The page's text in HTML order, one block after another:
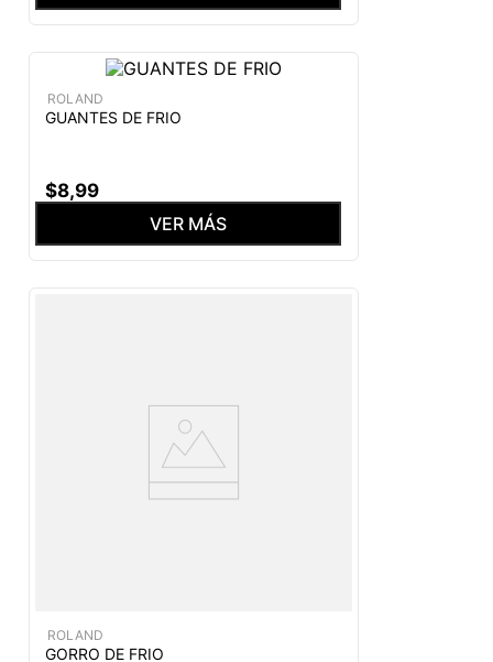
ROLAND
GUANTES DE FRIO
$8,99
VER MÁS
ROLAND
GORRO DE FRIO